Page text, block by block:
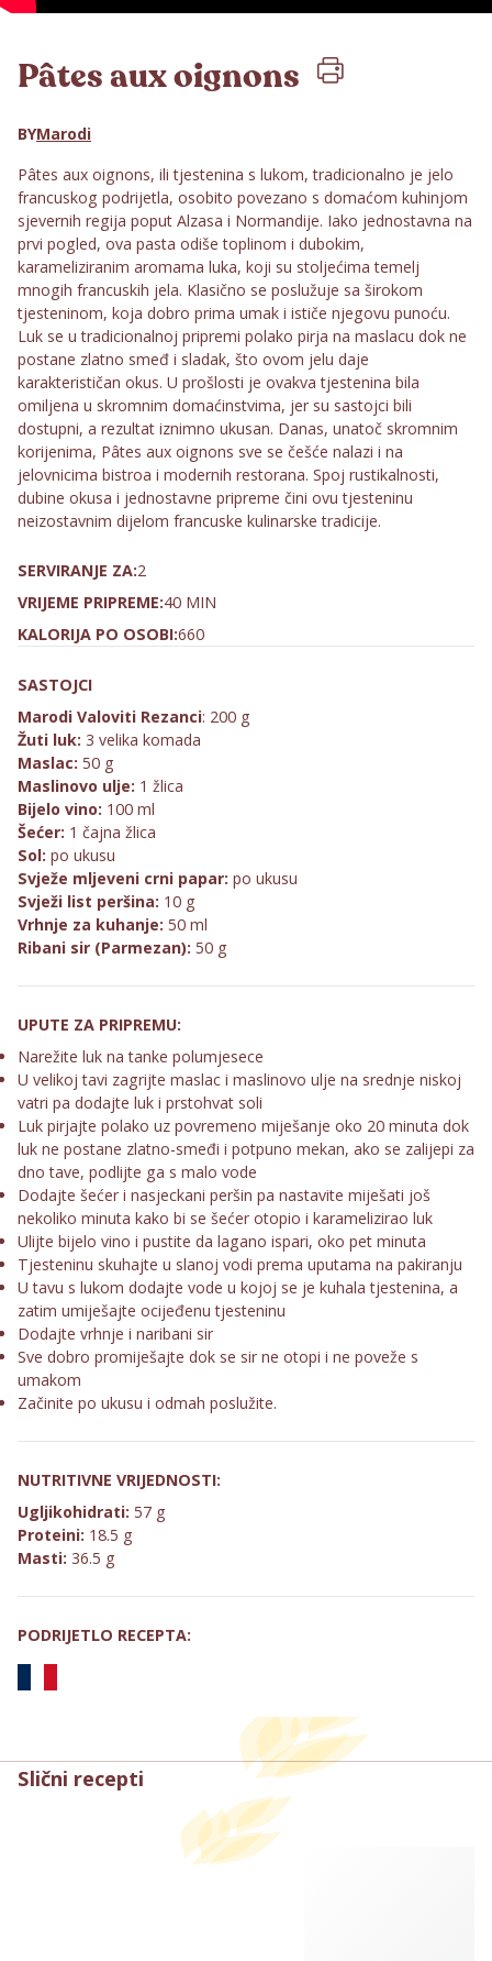
Pâtes aux oignons
BYMarodi
Pâtes aux oignons, ili tjestenina s lukom, tradicionalno je jelo
francuskog podrijetla, osobito povezano s domaćom kuhinjom
sjevernih regija poput Alzasa i Normandije. Iako jednostavna na
prvi pogled, ova pasta odiše toplinom i dubokim,
karameliziranim aromama luka, koji su stoljećima temelj
mnogih francuskih jela. Klasično se poslužuje sa širokom
tjesteninom, koja dobro prima umak i ističe njegovu punoću.
Luk se u tradicionalnoj pripremi polako pirja na maslacu dok ne
postane zlatno smeđ i sladak, što ovom jelu daje
karakterističan okus. U prošlosti je ovakva tjestenina bila
omiljena u skromnim domaćinstvima, jer su sastojci bili
dostupni, a rezultat iznimno ukusan. Danas, unatoč skromnim
korijenima, Pâtes aux oignons sve se češće nalazi i na
jelovnicima bistroa i modernih restorana. Spoj rustikalnosti,
dubine okusa i jednostavne pripreme čini ovu tjesteninu
neizostavnim dijelom francuske kulinarske tradicije.
SERVIRANJE ZA:2
VRIJEME PRIPREME:40 MIN
KALORIJA PO OSOBI:660
SASTOJCI
Marodi Valoviti Rezanci: 200 g
Žuti luk: 3 velika komada
Maslac: 50 g
Maslinovo ulje: 1 žlica
Bijelo vino: 100 ml
Šećer: 1 čajna žlica
Sol: po ukusu
Svježe mljeveni crni papar: po ukusu
Svježi list peršina: 10 g
Vrhnje za kuhanje: 50 ml
Ribani sir (Parmezan): 50 g
UPUTE ZA PRIPREMU:
Narežite luk na tanke polumjesece
U velikoj tavi zagrijte maslac i maslinovo ulje na srednje niskoj
vatri pa dodajte luk i prstohvat soli
Luk pirjajte polako uz povremeno miješanje oko 20 minuta dok
luk ne postane zlatno-smeđi i potpuno mekan, ako se zalijepi za
dno tave, podlijte ga s malo vode
Dodajte šećer i nasjeckani peršin pa nastavite miješati još
nekoliko minuta kako bi se šećer otopio i karamelizirao luk
Ulijte bijelo vino i pustite da lagano ispari, oko pet minuta
Tjesteninu skuhajte u slanoj vodi prema uputama na pakiranju
U tavu s lukom dodajte vode u kojoj se je kuhala tjestenina, a
zatim umiješajte ocijeđenu tjesteninu
Dodajte vrhnje i naribani sir
Sve dobro promiješajte dok se sir ne otopi i ne poveže s
umakom
Začinite po ukusu i odmah poslužite.
NUTRITIVNE VRIJEDNOSTI:
Ugljikohidrati: 57 g
Proteini: 18.5 g
Masti: 36.5 g
PODRIJETLO RECEPTA:
Slični recepti